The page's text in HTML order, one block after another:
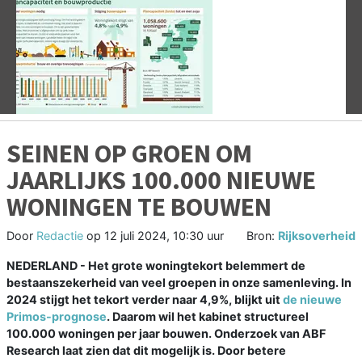
Vorige
SEINEN OP GROEN OM
JAARLIJKS 100.000 NIEUWE
WONINGEN TE BOUWEN
Door Redactie op 12 juli 2024, 10:30 uur Bron: Rijksoverheid
NEDERLAND - Het grote woningtekort belemmert de
bestaanszekerheid van veel groepen in onze samenleving. In
2024 stijgt het tekort verder naar 4,9%, blijkt uit de nieuwe
Primos-prognose. Daarom wil het kabinet structureel
100.000 woningen per jaar bouwen. Onderzoek van ABF
Research laat zien dat dit mogelijk is. Door betere